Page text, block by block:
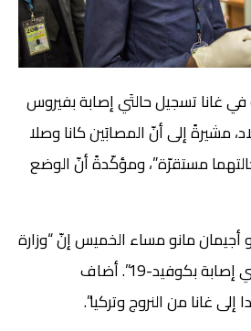
غانا تسجيل حالتَي إصابة بفيروس
مشيرةً إلى أنّ المصابَين كانا وصلا
مستقرّة”، ومؤكّدةً أنّ الوضع
مانو مساء الخميس إنّ “وزارة
الصحّة أكّدت وجود حالتَي إصابة بكوفيد-19”. أضاف
غانا من النروج وتركيا”.